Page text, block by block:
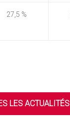
27,5 %
LES ACTUALITÉS